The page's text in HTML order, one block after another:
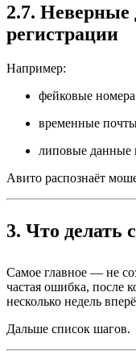
2.7.
регистрации
Например:
фейковые номера
временные
липовые данные
Авито распознаёт
3. Что делать
Самое главное — не
частая ошибка, после
несколько недель
Дальше список шагов.